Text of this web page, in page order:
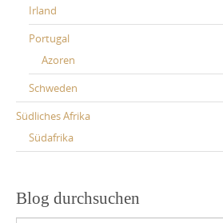
Irland
Portugal
Azoren
Schweden
Südliches Afrika
Südafrika
Blog durchsuchen